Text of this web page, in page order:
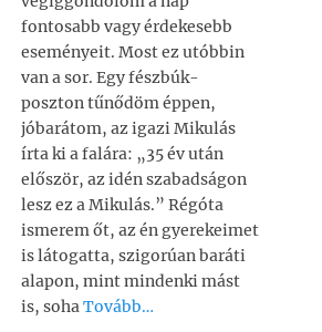
fontosabb vagy érdekesebb
eseményeit. Most ez utóbbin
van a sor. Egy fészbúk-
poszton tűnődöm éppen,
jóbarátom, az igazi Mikulás
írta ki a falára: „35 év után
először, az idén szabadságon
lesz ez a Mikulás.” Régóta
ismerem őt, az én gyerekeimet
is látogatta, szigorúan baráti
alapon, mint mindenki mást
is, sohaTovább…